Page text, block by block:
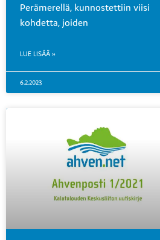
Perämerellä, kunnostettiin viisi
kohdetta, joiden
LUE LISÄÄ »
6.2.2023